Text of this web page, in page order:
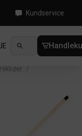
Kundservice
NYHETER
/